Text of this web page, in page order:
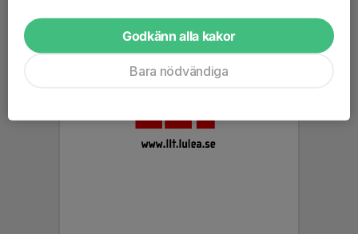
Godkänn alla kakor
Bara nödvändiga